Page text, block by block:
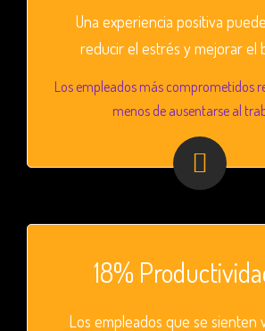
Una experiencia positiva
reducir el estrés y mejorar el
Los empleados más comprometidos
menos de ausentarse al
18%
Los empleados que se sienten